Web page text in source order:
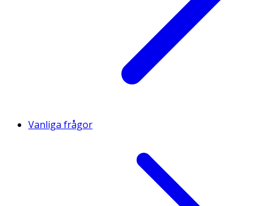
Vanliga frågor